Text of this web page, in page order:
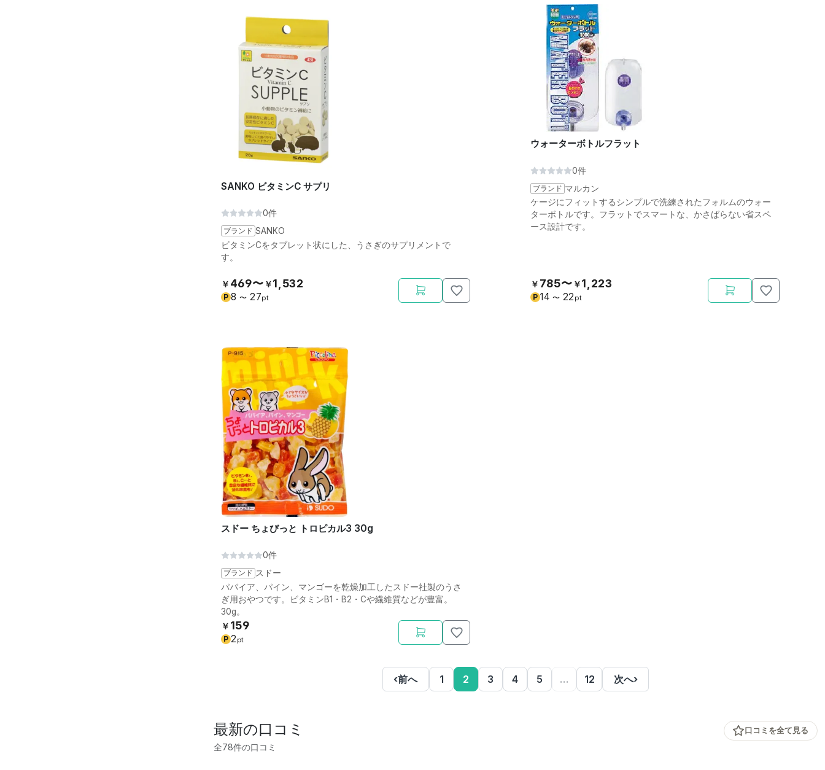
SANKO ビタミンC サプリ
0件
ブランド SANKO
ビタミンCをタブレット状にした、うさぎのサプリメントで
す。
￥ 469〜 ￥1,532
P 8 〜 27pt
ウォーターボトルフラット
0件
ブランド マルカン
ケージにフィットするシンプルで洗練されたフォルムのウォー
ターボトルです。フラットでスマートな、かさばらない省スペ
ース設計です。
￥ 785〜 ￥1,223
P 14 〜 22 pt
スドー ちょびっと トロピカル3 30g
0件
ブランド スドー
パパイア、パイン、マンゴーを乾燥加工したスドー社製のうさ
ぎ用おやつです。ビタミンB1・B2・Cや繊維質などが豊富。
30g。
￥ 159
P 2 pt
‹前へ 1 2 3 4 5 … 12 次へ›
最新の口コミ
全78件の口コミ
口コミを全て見る